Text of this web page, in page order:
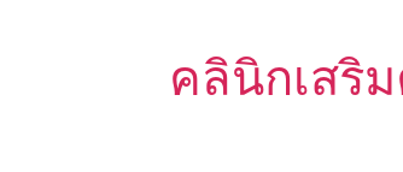
คลินิกเสริ